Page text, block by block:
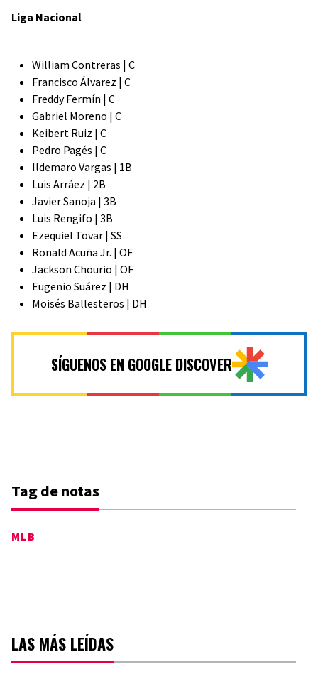
Liga Nacional
William Contreras | C
Francisco Álvarez | C
Freddy Fermín | C
Gabriel Moreno | C
Keibert Ruiz | C
Pedro Pagés | C
Ildemaro Vargas | 1B
Luis Arráez | 2B
Javier Sanoja | 3B
Luis Rengifo | 3B
Ezequiel Tovar | SS
Ronald Acuña Jr. | OF
Jackson Chourio | OF
Eugenio Suárez | DH
Moisés Ballesteros | DH
SÍGUENOS EN GOOGLE DISCOVER
Tag de notas
MLB
LAS MÁS LEÍDAS